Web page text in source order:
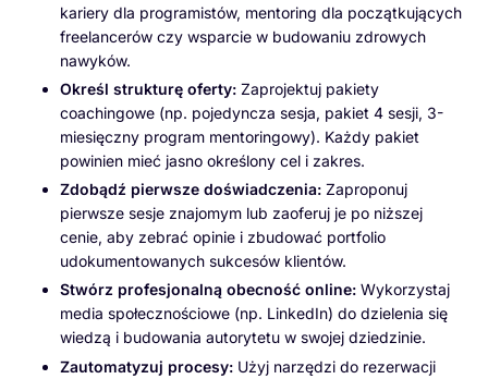
kariery dla programistów, mentoring dla początkujących
freelancerów czy wsparcie w budowaniu zdrowych
nawyków.
Określ strukturę oferty: Zaprojektuj pakiety
coachingowe (np. pojedyncza sesja, pakiet 4 sesji, 3-
miesięczny program mentoringowy). Każdy pakiet
powinien mieć jasno określony cel i zakres.
Zdobądź pierwsze doświadczenia: Zaproponuj
pierwsze sesje znajomym lub zaoferuj je po niższej
cenie, aby zebrać opinie i zbudować portfolio
udokumentowanych sukcesów klientów.
Stwórz profesjonalną obecność online: Wykorzystaj
media społecznościowe (np. LinkedIn) do dzielenia się
wiedzą i budowania autorytetu w swojej dziedzinie.
Zautomatyzuj procesy: Użyj narzędzi do rezerwacji